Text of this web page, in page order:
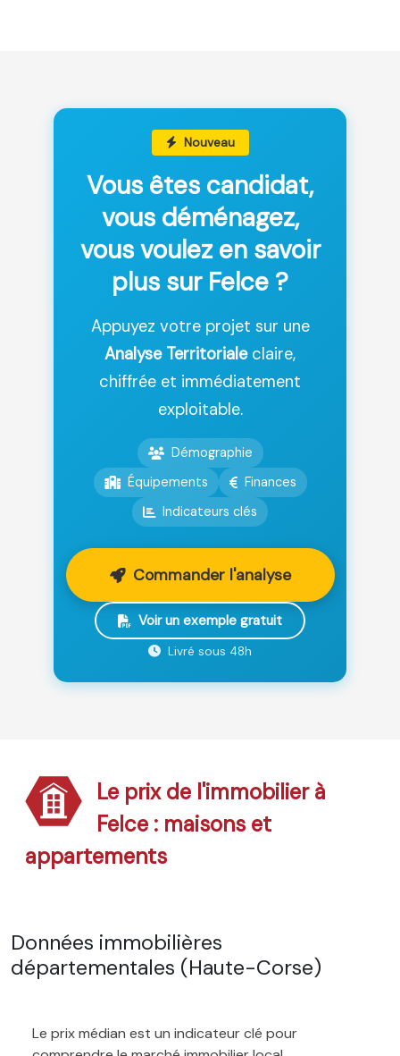
Nouveau
Vous êtes candidat,
vous déménagez,
vous voulez en savoir
plus sur Felce ?
Appuyez votre projet sur une
Analyse Territorialeclaire,
chiffrée et immédiatement
exploitable.
Démographie
Équipements
Finances
Indicateurs clés
Commander l'analyse
Voir un exemple gratuit
Livré sous 48h
Le prix de l'immobilier à
Felce : maisons et
appartements
Données immobilières
départementales (Haute-Corse)
Le prix médian est un indicateur clé pour